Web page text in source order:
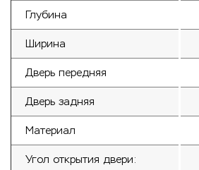
Глубина
Ширина
Дверь передняя
Дверь задняя
Материал
Угол открытия двери: